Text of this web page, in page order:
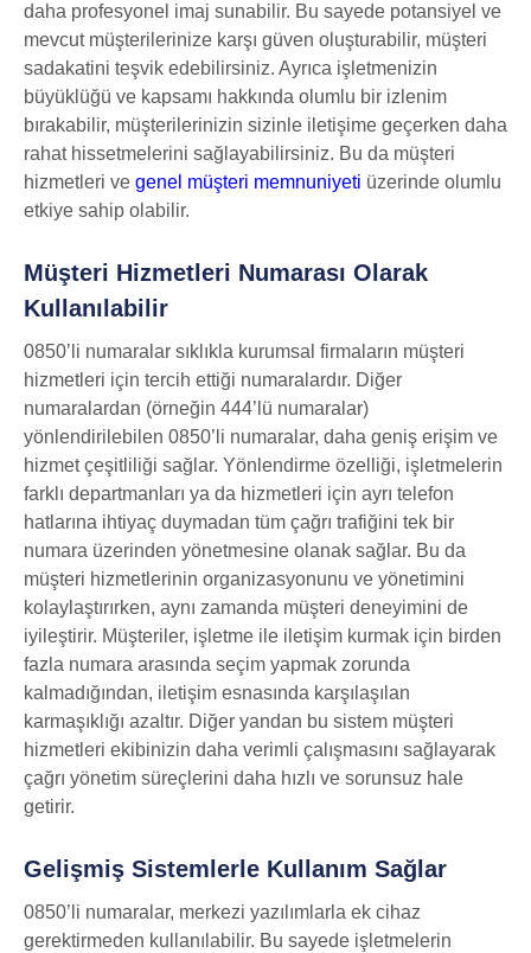
daha profesyonel imaj sunabilir. Bu sayede potansiyel ve
mevcut müşterilerinize karşı güven oluşturabilir, müşteri
sadakatini teşvik edebilirsiniz. Ayrıca işletmenizin
büyüklüğü ve kapsamı hakkında olumlu bir izlenim
bırakabilir, müşterilerinizin sizinle iletişime geçerken daha
rahat hissetmelerini sağlayabilirsiniz. Bu da müşteri
hizmetleri ve genel müşteri memnuniyeti üzerinde olumlu
etkiye sahip olabilir.
Müşteri Hizmetleri Numarası Olarak
Kullanılabilir
0850’li numaralar sıklıkla kurumsal firmaların müşteri
hizmetleri için tercih ettiği numaralardır. Diğer
numaralardan (örneğin 444’lü numaralar)
yönlendirilebilen 0850’li numaralar, daha geniş erişim ve
hizmet çeşitliliği sağlar. Yönlendirme özelliği, işletmelerin
farklı departmanları ya da hizmetleri için ayrı telefon
hatlarına ihtiyaç duymadan tüm çağrı trafiğini tek bir
numara üzerinden yönetmesine olanak sağlar. Bu da
müşteri hizmetlerinin organizasyonunu ve yönetimini
kolaylaştırırken, aynı zamanda müşteri deneyimini de
iyileştirir. Müşteriler, işletme ile iletişim kurmak için birden
fazla numara arasında seçim yapmak zorunda
kalmadığından, iletişim esnasında karşılaşılan
karmaşıklığı azaltır. Diğer yandan bu sistem müşteri
hizmetleri ekibinizin daha verimli çalışmasını sağlayarak
çağrı yönetim süreçlerini daha hızlı ve sorunsuz hale
getirir.
Gelişmiş Sistemlerle Kullanım Sağlar
0850’li numaralar, merkezi yazılımlarla ek cihaz
gerektirmeden kullanılabilir. Bu sayede işletmelerin